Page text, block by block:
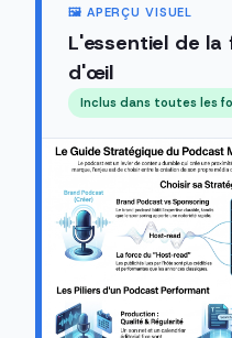
🖼️ APERÇU VISUEL
L'essentiel de la
d'œil
Inclus dans toutes les